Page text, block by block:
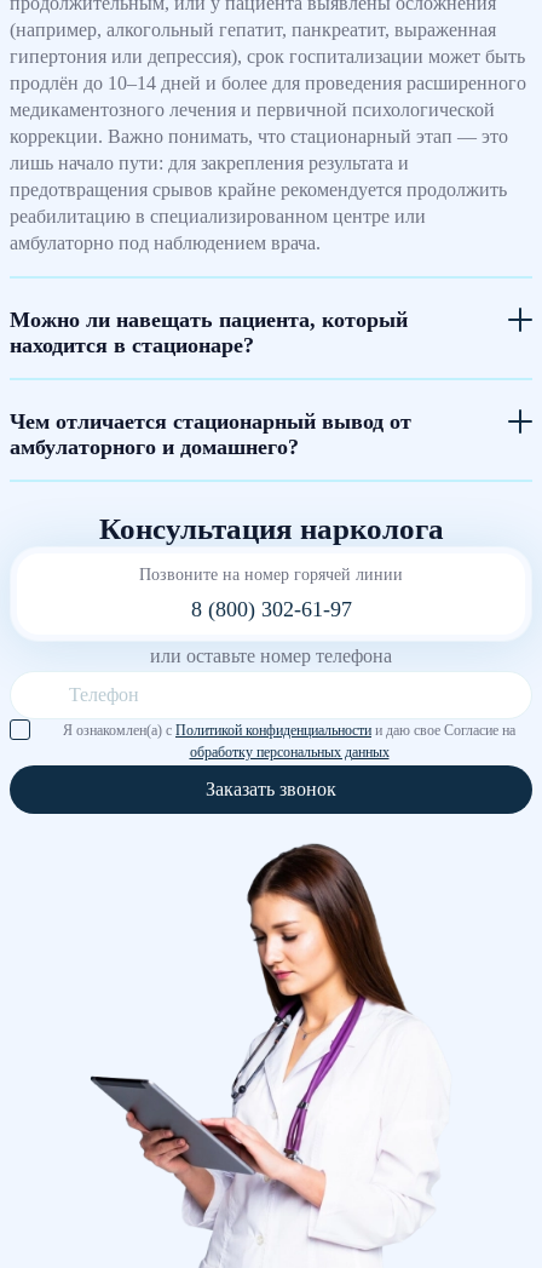
(например, алкогольный гепатит, панкреатит, выраженная
гипертония или депрессия), срок госпитализации может быть
продлён до 10–14 дней и более для проведения расширенного
медикаментозного лечения и первичной психологической
коррекции. Важно понимать, что стационарный этап — это
лишь начало пути: для закрепления результата и
предотвращения срывов крайне рекомендуется продолжить
реабилитацию в специализированном центре или
амбулаторно под наблюдением врача.
Можно ли навещать пациента, который
находится в стационаре?
Чем отличается стационарный вывод от
амбулаторного и домашнего?
Консультация нарколога
Позвоните на номер горячей линии
8 (800) 302-61-97
или оставьте номер телефона
Я ознакомлен(а) с Политикой конфиденциальности и даю свое Согласие на
обработку персональных данных
Заказать звонок